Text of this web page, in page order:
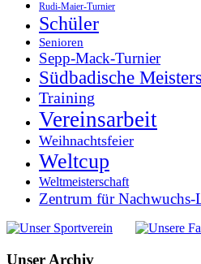
Rudi-Maier-Turnier
Schüler
Senioren
Sepp-Mack-Turnier
Südbadische
Training
Vereinsarbeit
Weihnachtsfeier
Weltcup
Weltmeisterschaft
Zentrum für Nachwuchs-
Unser Archiv